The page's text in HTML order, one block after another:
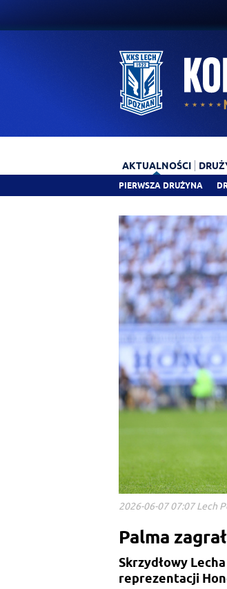
AKTUALNOŚCI
PIERWSZA DRUŻYNA
2026-06-07 07:07 Lech
Palma
Skrzydłowy
reprezentacji